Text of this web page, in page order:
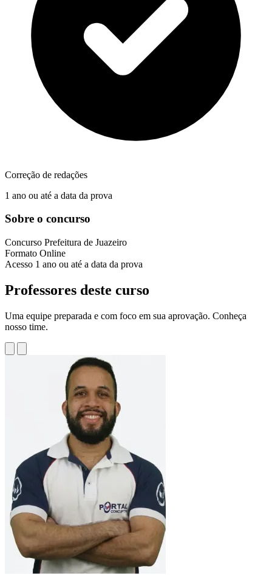
Correção de redações
1 ano ou até a data da prova
Sobre o concurso
Concurso Prefeitura de Juazeiro
Formato Online
Acesso 1 ano ou até a data da prova
Professores deste curso
Uma equipe preparada e com foco em sua aprovação. Conheça
nosso time.